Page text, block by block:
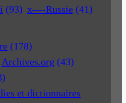
(93) x—-Russie (41)
(178)
Archives.org (43)
et dictionnaires